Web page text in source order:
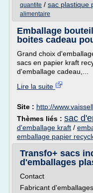
quantite / sac plastique
alimentaire
Emballage
boites cadeau
Grand choix
sacs en papier kraft
d'emballage cadeau,...
Lire la suite
Site : http://
Thèmes liés : sac
d'emballage kraft /
emballage papier
Transfo+ sacs
d'emballages
Contact
Fabricant